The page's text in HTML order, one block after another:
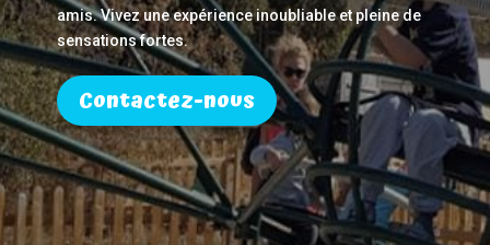
amis. Vivez une expérience inoubliable et pleine de
sensations fortes.
Contactez-nous